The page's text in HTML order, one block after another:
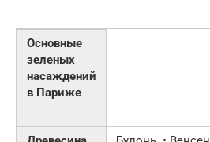
Основные
зеленых
насаждений
в Париже